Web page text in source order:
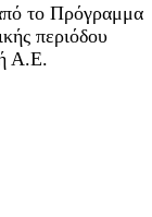
το Πρόγραμμα
περιόδου
Α.Ε.